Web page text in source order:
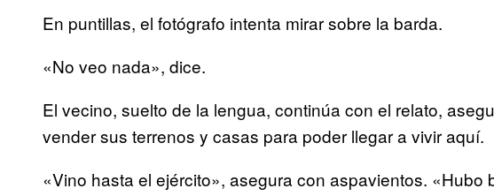
En puntillas, el fotógrafo intenta mirar sobre la barda.
«No veo nada», dice.
El vecino, suelto de la lengua, continúa con el relato,
vender sus terrenos y casas para poder llegar a vivir aquí.
«Vino hasta el ejército», asegura con aspavientos. «Hubo